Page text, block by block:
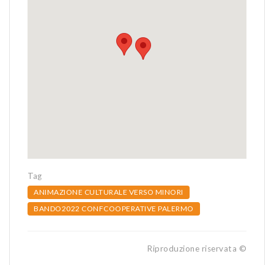
Tag
ANIMAZIONE CULTURALE VERSO MINORI
BANDO2022 CONFCOOPERATIVE PALERMO
Riproduzione riservata ©